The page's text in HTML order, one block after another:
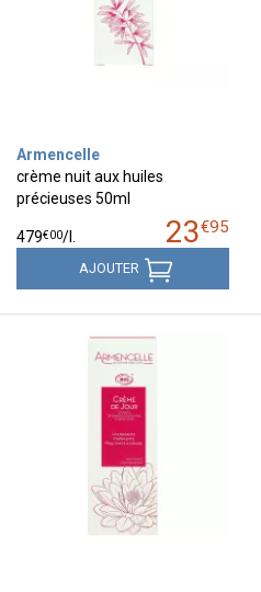
Armencelle
crème nuit aux huiles
précieuses 50ml
23€95
479€00/
AJOUTER